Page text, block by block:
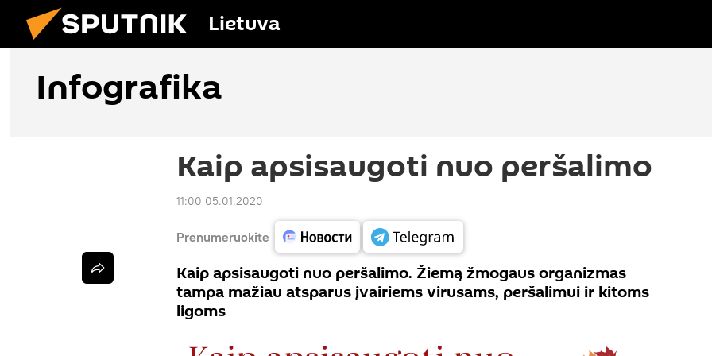
Lietuva
Infografika
Kaip apsisaugoti nuo peršalimo
11:00 05.01.2020
Prenumeruokite
Kaip apsisaugoti nuo peršalimo. Žiemą žmogaus organizmas
tampa mažiau atsparus įvairiems virusams, peršalimui ir kitoms
ligoms